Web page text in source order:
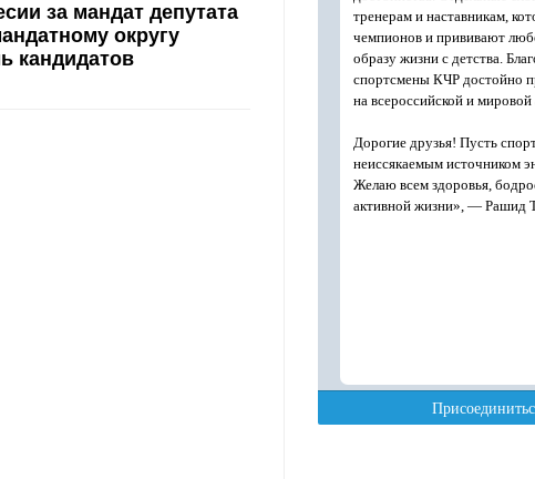
за мандат депутата
округу
кандидатов